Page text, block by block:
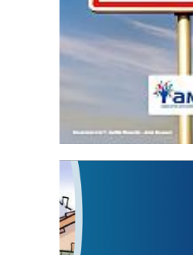
Statut de l’élu local
3 avril 2024
Mise à jour avril 2024
FEUILLETER